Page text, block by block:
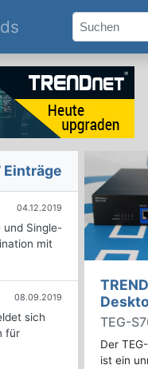
Einträge
04.12.2019
und Single-
mit
08.09.2019
sich
für
TEG-
Der
ist ein